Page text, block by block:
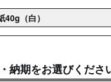
納期をお選びくださ